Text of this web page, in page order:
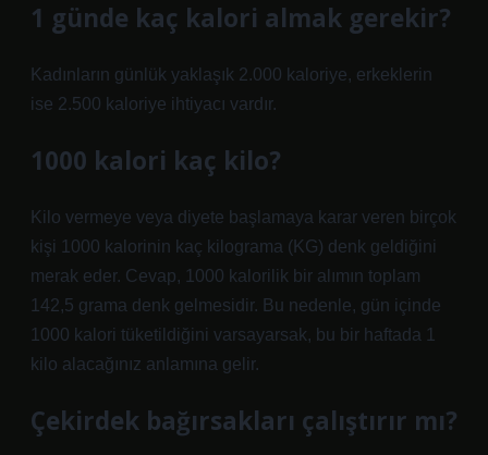
1 günde kaç kalori almak gerekir?
Kadınların günlük yaklaşık 2.000 kaloriye, erkeklerin
ise 2.500 kaloriye ihtiyacı vardır.
1000 kalori kaç kilo?
Kilo vermeye veya diyete başlamaya karar veren birçok
kişi 1000 kalorinin kaç kilograma (KG) denk geldiğini
merak eder. Cevap, 1000 kalorilik bir alımın toplam
142,5 grama denk gelmesidir. Bu nedenle, gün içinde
1000 kalori tüketildiğini varsayarsak, bu bir haftada 1
kilo alacağınız anlamına gelir.
Çekirdek bağırsakları çalıştırır mı?